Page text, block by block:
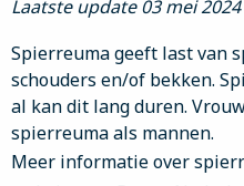
tabblad
Laatste update 03 mei 2024
Spierreuma geeft last van
schouders en/of bekken.
al kan dit lang duren.
spierreuma als mannen.
Meer informatie over